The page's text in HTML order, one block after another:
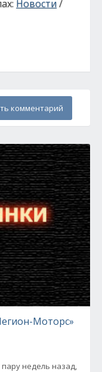
Новости/
комментарий
Моторс»
недель назад,